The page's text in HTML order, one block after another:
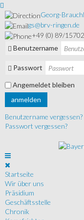
Georg-
gs@brv-ringen.de
+49 (0) 89/
Benutzername
Passwort
Angemeldet bleiben
anmelden
Benutzername vergessen?
Passwort vergessen?
Startseite
Wir über uns
Präsidium
Geschäftsstelle
Chronik